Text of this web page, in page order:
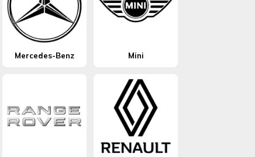
Mercedes-Benz Mini